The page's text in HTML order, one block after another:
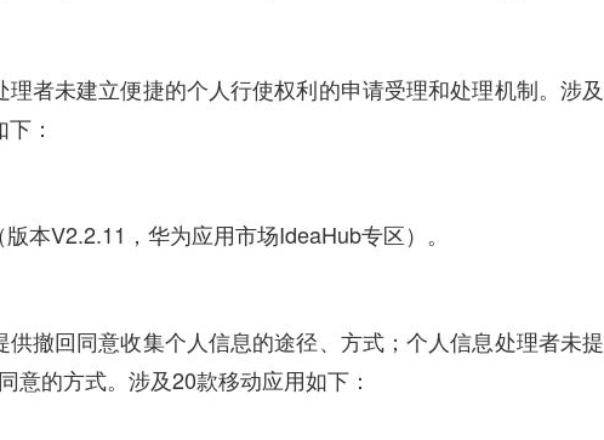
理者未建立便捷的个人行使权利的申请受理和处理机制。涉及
：
版本V2.2.11，华为应用市场IdeaHub专区）。
供撤回同意收集个人信息的途径、方式；个人信息处理者未提
意的方式。涉及20款移动应用如下：